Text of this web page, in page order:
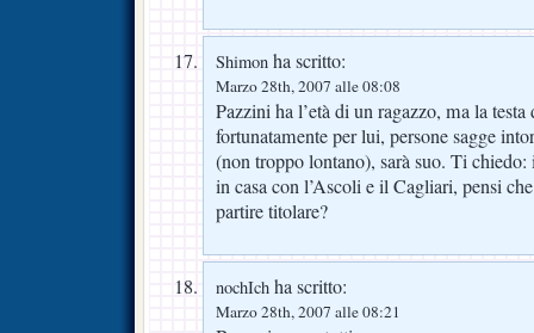
Shimon ha scritto:
Marzo 28th, 2007 alle 08:08
Pazzini ha l’età di un ragazzo, ma la
fortunatamente per lui, persone sagge
(non troppo lontano), sarà suo. Ti
in casa con l’Ascoli e il Cagliari, pensi
partire titolare?
nochIch ha scritto:
Marzo 28th, 2007 alle 08:21